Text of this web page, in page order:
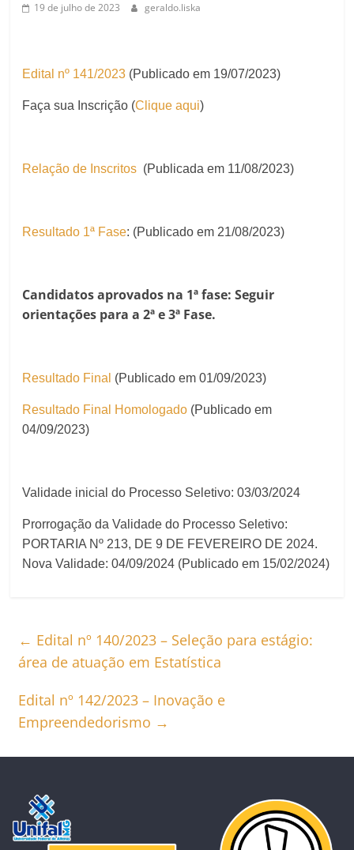
19 de julho de 2023 geraldo.liska
Edital nº 141/2023 (Publicado em 19/07/2023)
Faça sua Inscrição (Clique aqui)
Relação de Inscritos (Publicada em 11/08/2023)
Resultado 1ª Fase: (Publicado em 21/08/2023)
Candidatos aprovados na 1ª fase: Seguir
orientações para a 2ª e 3ª Fase.
Resultado Final (Publicado em 01/09/2023)
Resultado Final Homologado (Publicado em
04/09/2023)
Validade inicial do Processo Seletivo: 03/03/2024
Prorrogação da Validade do Processo Seletivo:
PORTARIA Nº 213, DE 9 DE FEVEREIRO DE 2024.
Nova Validade: 04/09/2024 (Publicado em 15/02/2024)
← Edital nº 140/2023 – Seleção para estágio:
área de atuação em Estatística
Edital nº 142/2023 – Inovação e
Empreendedorismo →